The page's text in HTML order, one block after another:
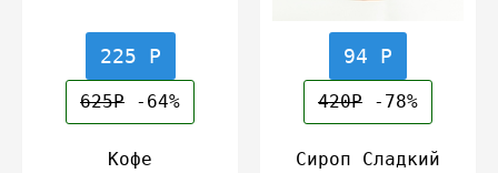
225 Р
625Р -64%
Кофе
94 Р
420Р -78%
Сироп Сладкий